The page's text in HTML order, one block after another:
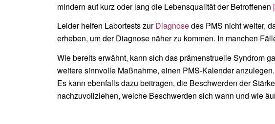
mindern auf kurz oder lang die Lebensqualität der Betroffenen
Leider helfen Labortests zurDiagnosedes PMS nicht weiter,
erheben, um der Diagnose näher zu kommen. In manchen
Wie bereits erwähnt, kann sich das prämenstruelle Syndrom
weitere sinnvolle Maßnahme, einen PMS-Kalender
Es kann ebenfalls dazu beitragen, die Beschwerden der
nachzuvollziehen, welche Beschwerden sich wann und wie